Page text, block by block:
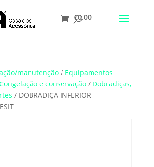
€0.00
manutenção/ Equipamentos
Congelação e conservação/ Dobradiças,
/ DOBRADIÇA INFERIOR